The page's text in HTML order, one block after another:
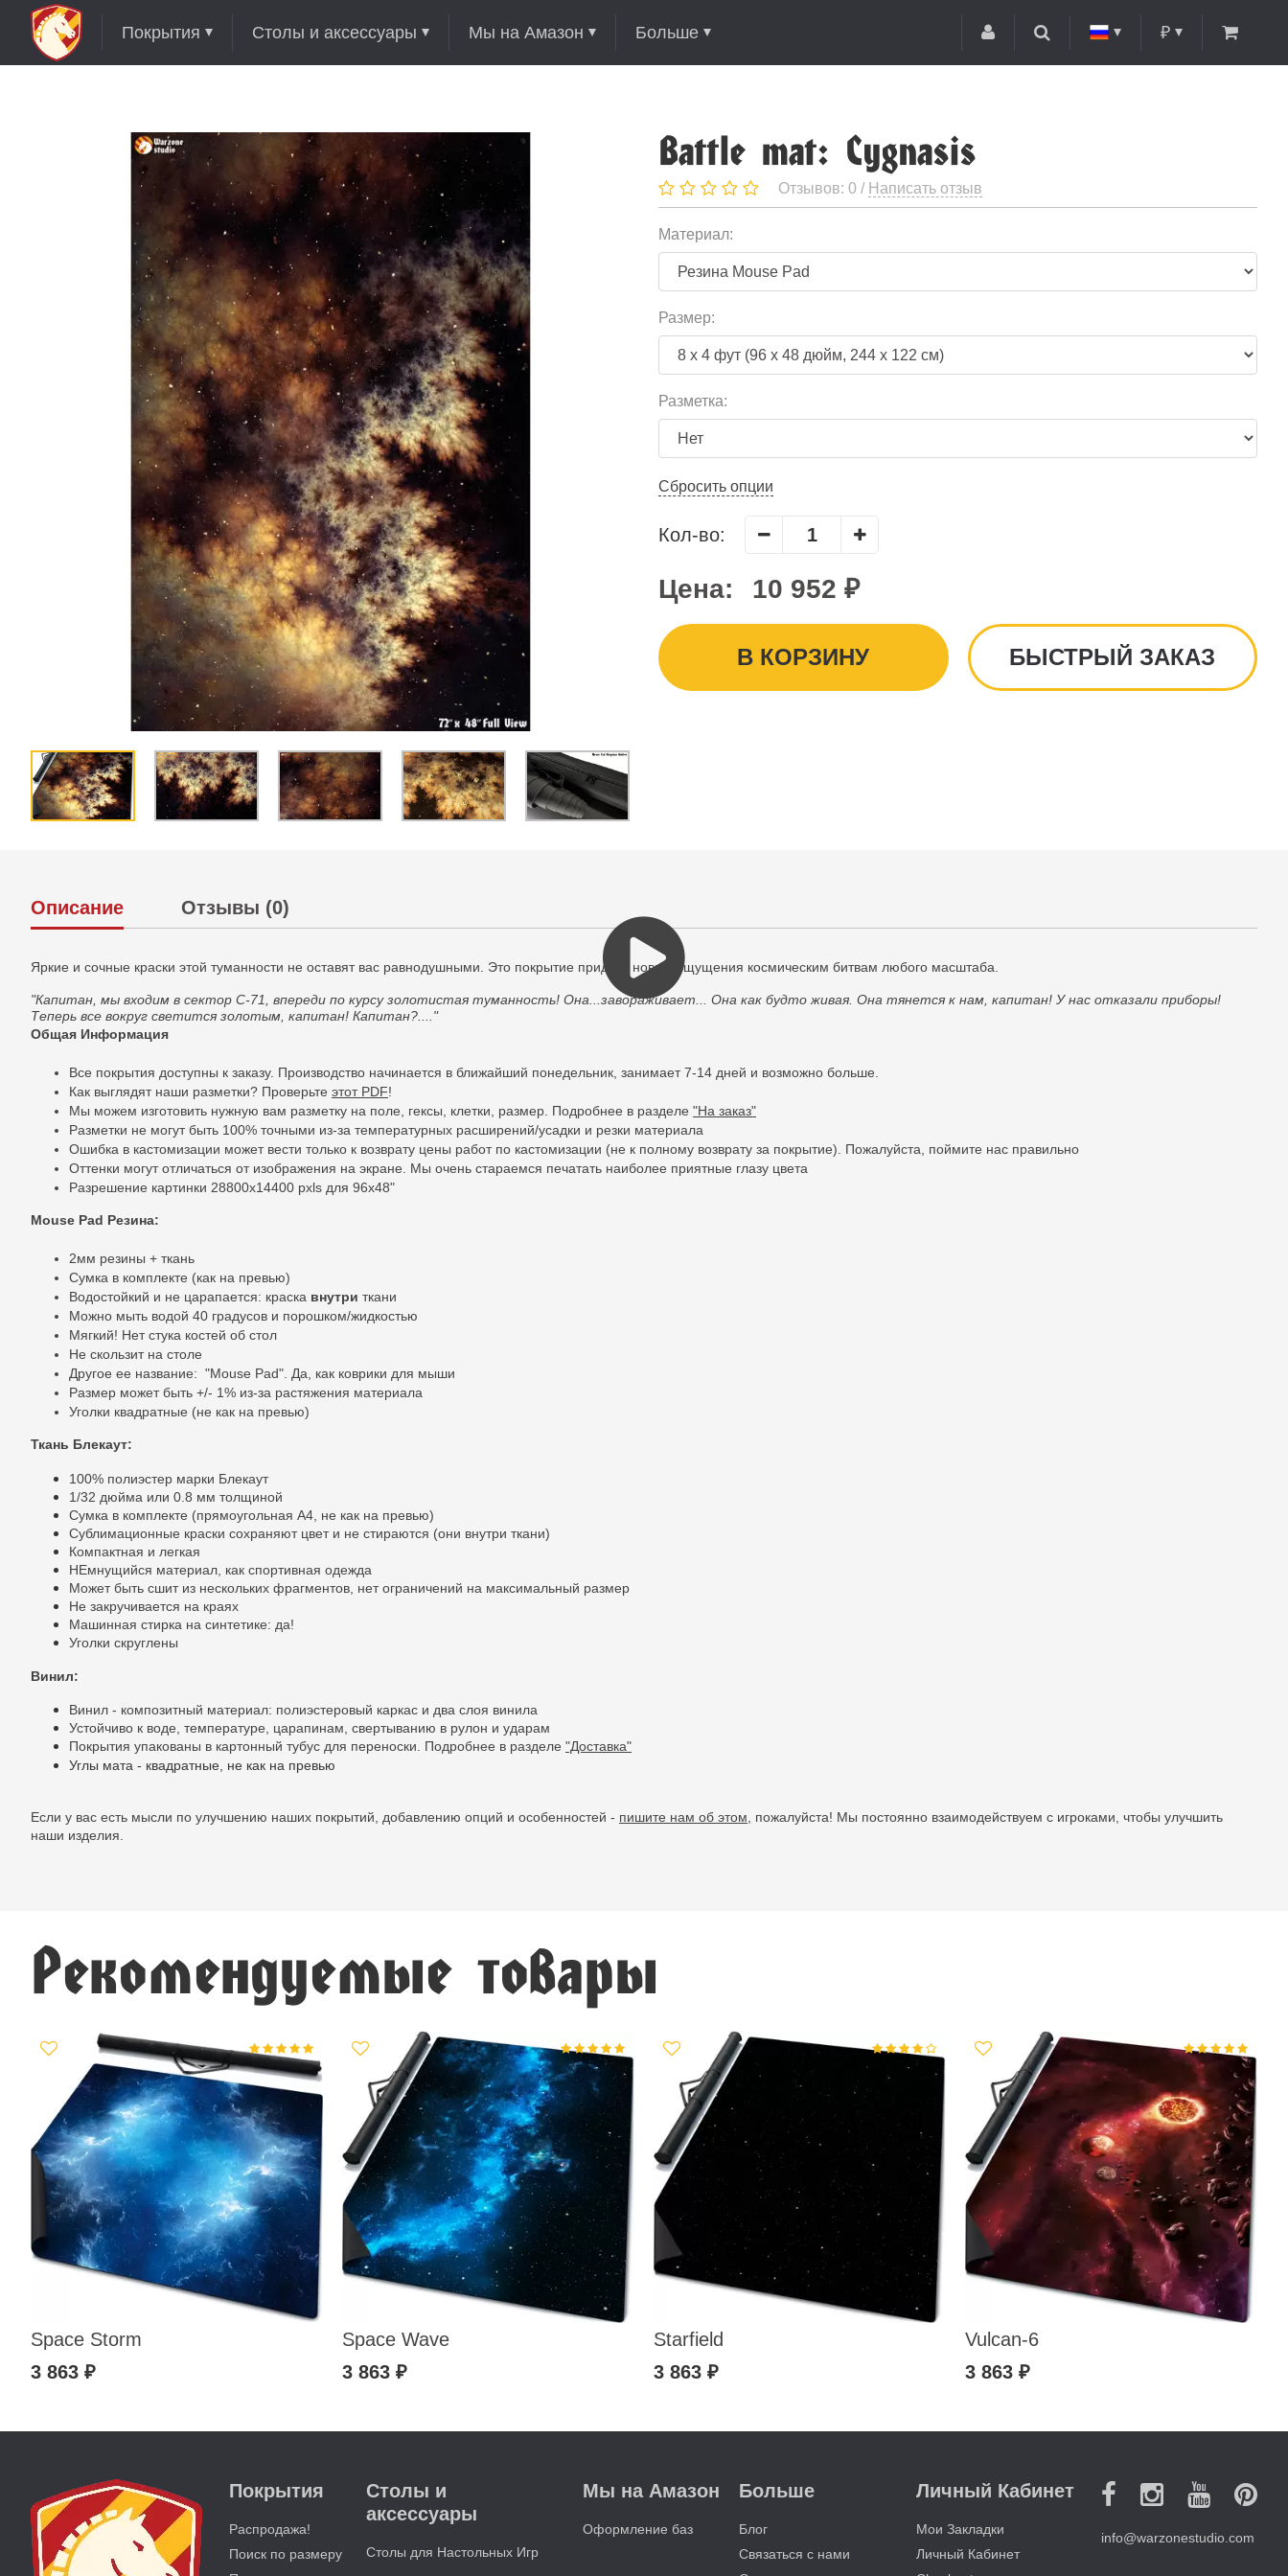
Покрытия Столы и аксессуары Мы на Амазон Больше ₽
Battle mat: Cygnasis
Отзывов: 0 / Написать отзыв
Материал:
Размер:
Разметка:
Сбросить опции
Кол-во:
Цена: 10 952 ₽
В КОРЗИНУ БЫСТРЫЙ ЗАКАЗ
Описание Отзывы (0)
Яркие и сочные краски этой туманности не оставят вас равнодушными. Это покрытие придаст новые ощущения космическим битвам любого масштаба.
"Капитан, мы входим в сектор C-71, впереди по курсу золотистая туманность! Она...завораживает... Она как будто живая. Она тянется к нам, капитан! У нас отказали приборы!
Теперь все вокруг светится золотым, капитан! Капитан?...."
Общая Информация
Все покрытия доступны к заказу. Производство начинается в ближайший понедельник, занимает 7-14 дней и возможно больше.
Как выглядят наши разметки? Проверьте этот PDF!
Мы можем изготовить нужную вам разметку на поле, гексы, клетки, размер. Подробнее в разделе "На заказ"
Разметки не могут быть 100% точными из-за температурных расширений/усадки и резки материала
Ошибка в кастомизации может вести только к возврату цены работ по кастомизации (не к полному возврату за покрытие). Пожалуйста, поймите нас правильно
Оттенки могут отличаться от изображения на экране. Мы очень стараемся печатать наиболее приятные глазу цвета
Разрешение картинки 28800x14400 pxls для 96x48"
Mouse Pad Резина:
2мм резины + ткань
Сумка в комплекте (как на превью)
Водостойкий и не царапается: краска внутри ткани
Можно мыть водой 40 градусов и порошком/жидкостью
Мягкий! Нет стука костей об стол
Не скользит на столе
Другое ее название: "Mouse Pad". Да, как коврики для мыши
Размер может быть +/- 1% из-за растяжения материала
Уголки квадратные (не как на превью)
Ткань Блекаут:
100% полиэстер марки Блекаут
1/32 дюйма или 0.8 мм толщиной
Сумка в комплекте (прямоугольная A4, не как на превью)
Сублимационные краски сохраняют цвет и не стираются (они внутри ткани)
Компактная и легкая
НЕмнущийся материал, как спортивная одежда
Может быть сшит из нескольких фрагментов, нет ограничений на максимальный размер
Не закручивается на краях
Машинная стирка на синтетике: да!
Уголки скруглены
Винил:
Винил - композитный материал: полиэстеровый каркас и два слоя винила
Устойчиво к воде, температуре, царапинам, свертыванию в рулон и ударам
Покрытия упакованы в картонный тубус для переноски. Подробнее в разделе "Доставка"
Углы мата - квадратные, не как на превью
Если у вас есть мысли по улучшению наших покрытий, добавлению опций и особенностей - пишите нам об этом,
пожалуйста! Мы постоянно взаимодействуем с игроками, чтобы улучшить
наши изделия.
Рекомендуемые товары
Space Storm
3 863 ₽
Space Wave
3 863 ₽
Starfield
3 863 ₽
Vulcan-6
3 863 ₽
Покрытия
Распродажа!
Поиск по размеру
Столы и
аксессуары
Столы для Настольных Игр
Мы на Амазон
Оформление баз
Больше
Блог
Связаться с нами
Личный Кабинет
Мои Закладки
Личный Кабинет
info@warzonestudio.com